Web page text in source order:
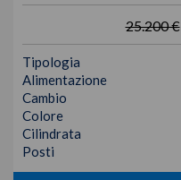
25.200 €
Tipologia
Alimentazione
Cambio
Colore
Cilindrata
Posti